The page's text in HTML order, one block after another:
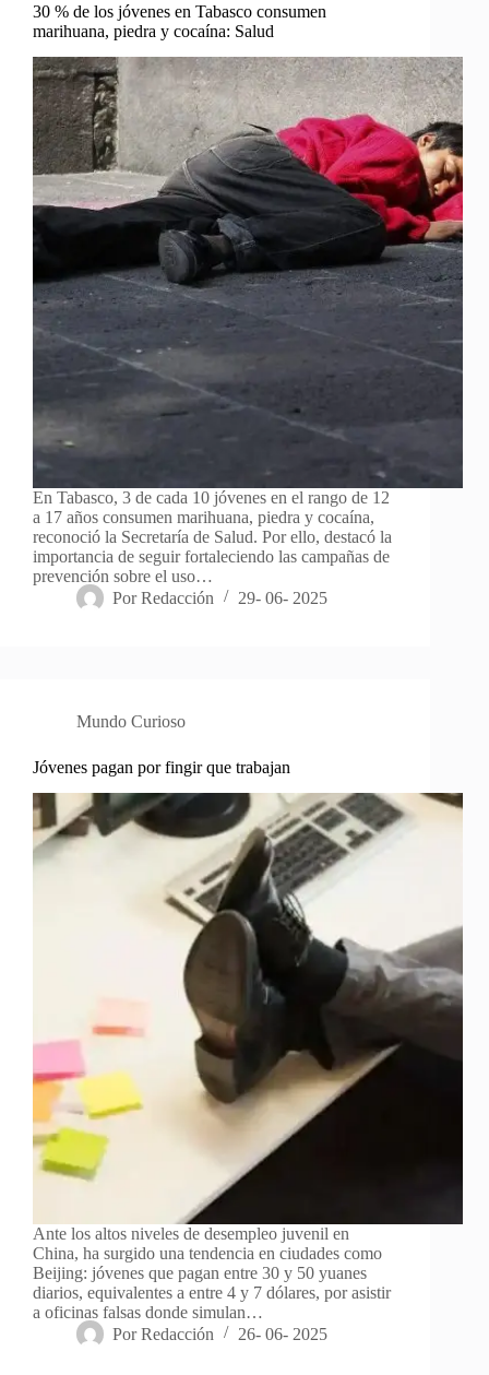
30 % de los jóvenes en Tabasco consumen
marihuana, piedra y cocaína: Salud
En Tabasco, 3 de cada 10 jóvenes en el rango de 12
a 17 años consumen marihuana, piedra y cocaína,
reconoció la Secretaría de Salud. Por ello, destacó la
importancia de seguir fortaleciendo las campañas de
prevención sobre el uso…
Por Redacción 29- 06- 2025
Mundo Curioso
Jóvenes pagan por fingir que trabajan
Ante los altos niveles de desempleo juvenil en
China, ha surgido una tendencia en ciudades como
Beijing: jóvenes que pagan entre 30 y 50 yuanes
diarios, equivalentes a entre 4 y 7 dólares, por asistir
a oficinas falsas donde simulan…
Por Redacción 26- 06- 2025